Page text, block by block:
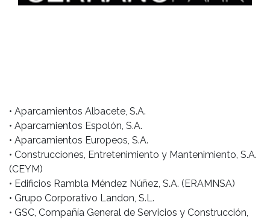
• Aparcamientos Albacete, S.A.
• Aparcamientos Espolón, S.A.
• Aparcamientos Europeos, S.A.
• Construcciones, Entretenimiento y Mantenimiento, S.A.
(CEYM)
• Edificios Rambla Méndez Núñez, S.A. (ERAMNSA)
• Grupo Corporativo Landon, S.L.
• GSC, Compañía General de Servicios y Construcción,